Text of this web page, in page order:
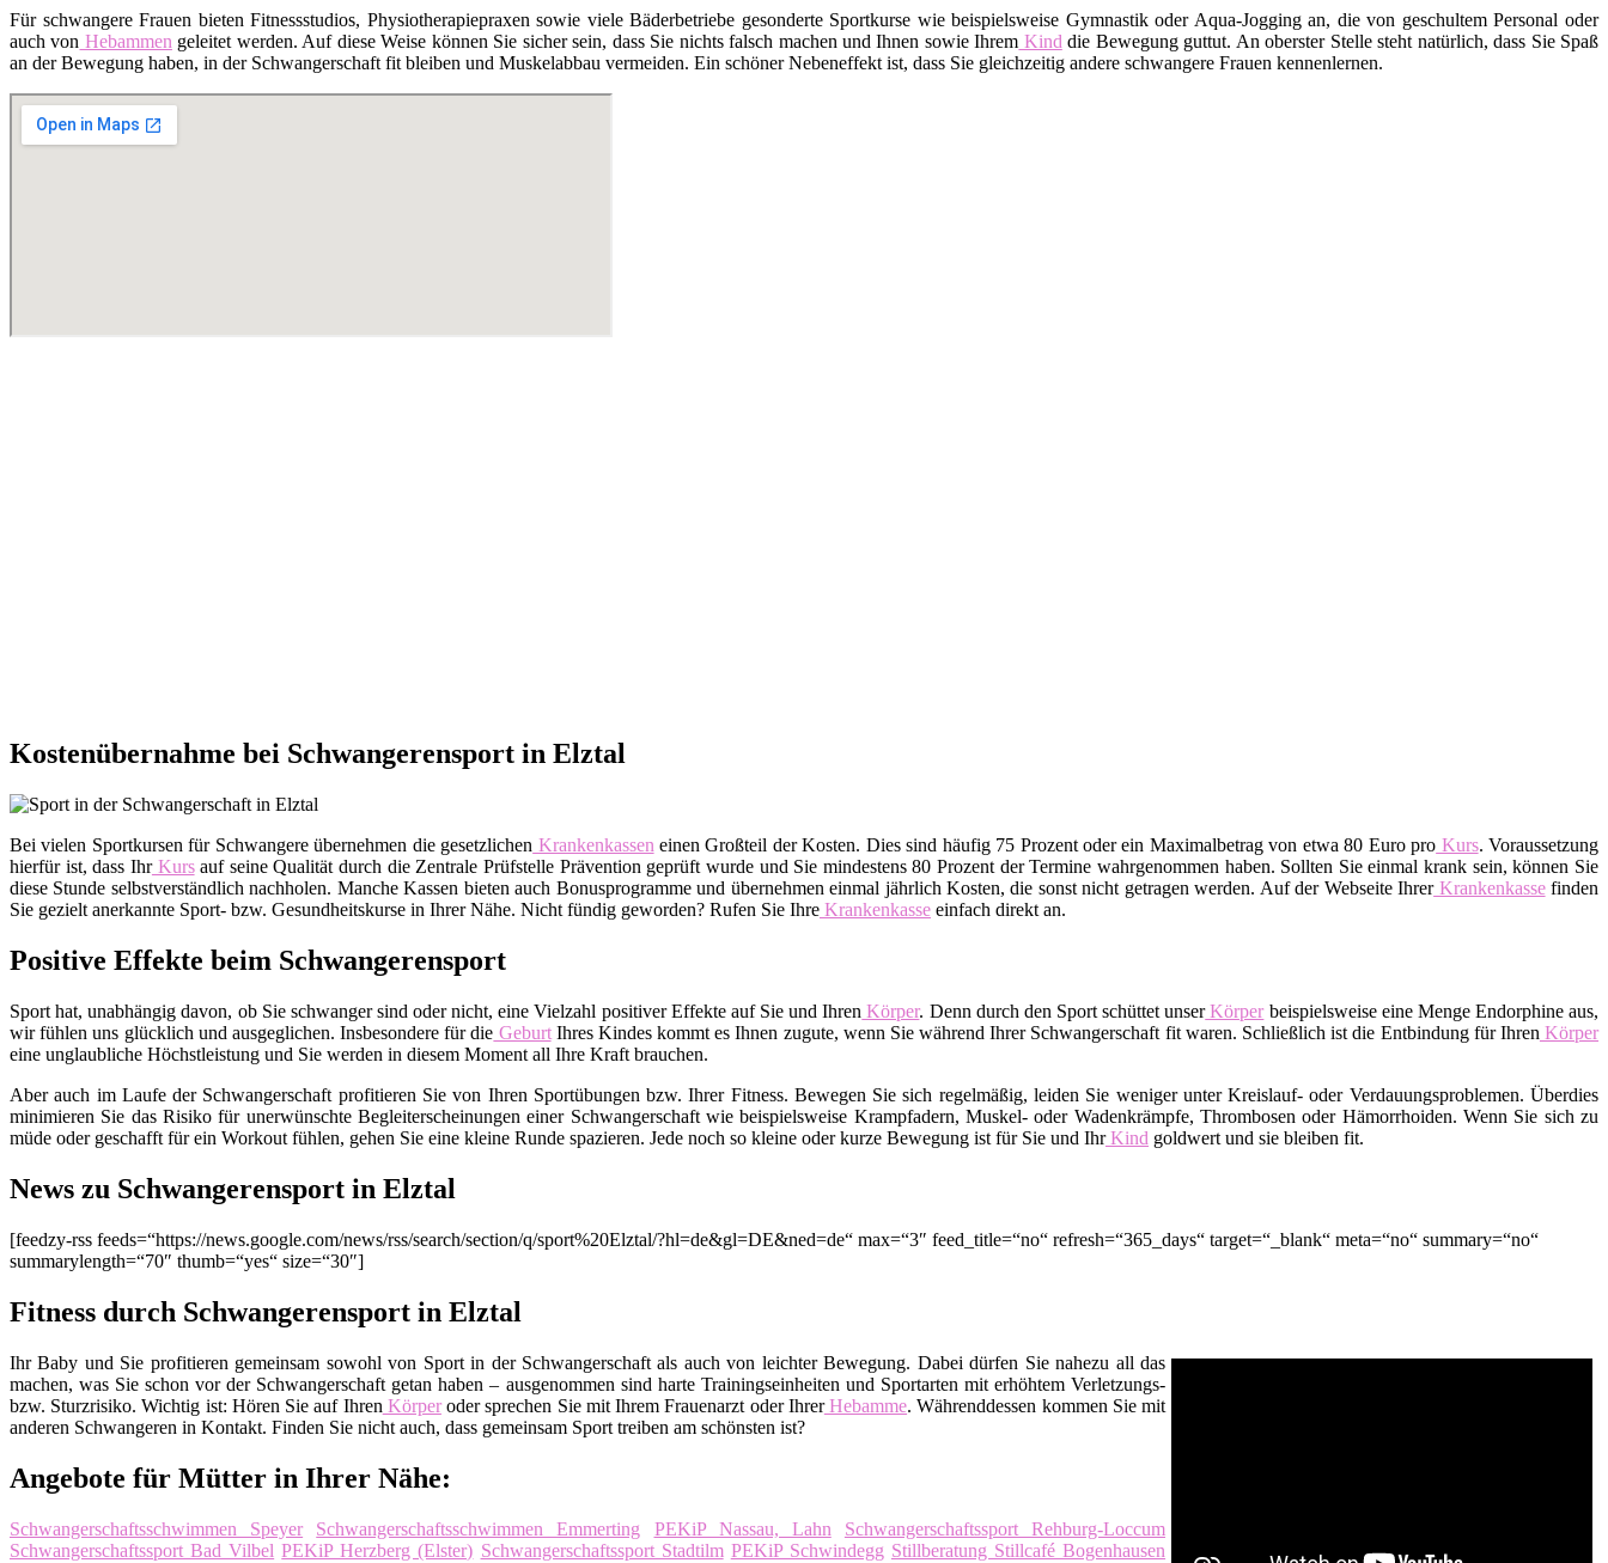
Für schwangere Frauen bieten Fitnessstudios, Physiotherapiepraxen sowie viele Bäderbetriebe gesonderte Sportkurse wie beispielsweise Gymnastik oder Aqua-Jogging an, die von geschultem Personal oder
auch von Hebammen geleitet werden. Auf diese Weise können Sie sicher sein, dass Sie nichts falsch machen und Ihnen sowie Ihrem Kind die Bewegung guttut. An oberster Stelle steht natürlich, dass Sie Spaß
an der Bewegung haben, in der Schwangerschaft fit bleiben und Muskelabbau vermeiden. Ein schöner Nebeneffekt ist, dass Sie gleichzeitig andere schwangere Frauen kennenlernen.
Kostenübernahme bei Schwangerensport in Elztal
Bei vielen Sportkursen für Schwangere übernehmen die gesetzlichen Krankenkassen einen Großteil der Kosten. Dies sind häufig 75 Prozent oder ein Maximalbetrag von etwa 80 Euro pro Kurs. Voraussetzung
hierfür ist, dass IhrKursauf seine Qualität durch die Zentrale Prüfstelle Prävention geprüft wurde und Sie mindestens 80 Prozent der Termine wahrgenommen haben. Sollten Sie einmal krank sein, können Sie
diese Stunde selbstverständlich nachholen. Manche Kassen bieten auch Bonusprogramme und übernehmen einmal jährlich Kosten, die sonst nicht getragen werden. Auf der Webseite IhrerKrankenkassefinden
Sie gezielt anerkannte Sport- bzw. Gesundheitskurse in Ihrer Nähe. Nicht fündig geworden? Rufen Sie Ihre Krankenkasse einfach direkt an.
Positive Effekte beim Schwangerensport
Sport hat, unabhängig davon, ob Sie schwanger sind oder nicht, eine Vielzahl positiver Effekte auf Sie und Ihren Körper. Denn durch den Sport schüttet unserKörperbeispielsweise eine Menge Endorphine aus,
wir fühlen uns glücklich und ausgeglichen. Insbesondere für die GeburtIhres Kindes kommt es Ihnen zugute, wenn Sie während Ihrer Schwangerschaft fit waren. Schließlich ist die Entbindung für Ihren Körper
eine unglaubliche Höchstleistung und Sie werden in diesem Moment all Ihre Kraft brauchen.
Aber auch im Laufe der Schwangerschaft profitieren Sie von Ihren Sportübungen bzw. Ihrer Fitness. Bewegen Sie sich regelmäßig, leiden Sie weniger unter Kreislauf- oder Verdauungsproblemen. Überdies
minimieren Sie das Risiko für unerwünschte Begleiterscheinungen einer Schwangerschaft wie beispielsweise Krampfadern, Muskel- oder Wadenkrämpfe, Thrombosen oder Hämorrhoiden. Wenn Sie sich zu
müde oder geschafft für ein Workout fühlen, gehen Sie eine kleine Runde spazieren. Jede noch so kleine oder kurze Bewegung ist für Sie und IhrKind goldwert und sie bleiben fit.
News zu Schwangerensport in Elztal
[feedzy-rss feeds=“https://news.google.com/news/rss/search/section/q/sport%20Elztal/?hl=de&gl=DE&ned=de“ max=“3″ feed_title=“no“ refresh=“365_days“ target=“_blank“ meta=“no“ summary=“no“
summarylength=“70″ thumb=“yes“ size=“30″]
Fitness durch Schwangerensport in Elztal
Ihr Baby und Sie profitieren gemeinsam sowohl von Sport in der Schwangerschaft als auch von leichter Bewegung. Dabei dürfen Sie nahezu all das
machen, was Sie schon vor der Schwangerschaft getan haben – ausgenommen sind harte Trainingseinheiten und Sportarten mit erhöhtem Verletzungs-
bzw. Sturzrisiko. Wichtig ist: Hören Sie auf Ihren Körperoder sprechen Sie mit Ihrem Frauenarzt oder IhrerHebamme. Währenddessen kommen Sie mit
anderen Schwangeren in Kontakt. Finden Sie nicht auch, dass gemeinsam Sport treiben am schönsten ist?
Angebote für Mütter in Ihrer Nähe:
Schwangerschaftsschwimmen Speyer Schwangerschaftsschwimmen Emmerting PEKiP Nassau, Lahn
Schwangerschaftssport Rehburg-Loccum
Schwangerschaftssport Bad Vilbel PEKiP Herzberg (Elster) Schwangerschaftssport Stadtilm PEKiP Schwindegg Stillberatung Stillcafé Bogenhausen